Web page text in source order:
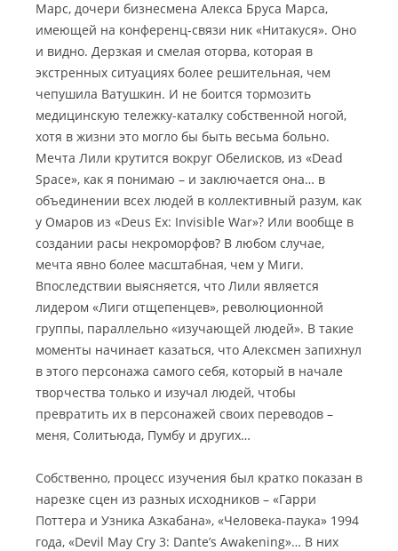
Марс, дочери бизнесмена Алекса Бруса Марса,
имеющей на конференц-связи ник «Нитакуся». Оно
и видно. Дерзкая и смелая оторва, которая в
экстренных ситуациях более решительная, чем
чепушила Ватушкин. И не боится тормозить
медицинскую тележку-каталку собственной ногой,
хотя в жизни это могло бы быть весьма больно.
Мечта Лили крутится вокруг Обелисков, из «Dead
Space», как я понимаю – и заключается она… в
объединении всех людей в коллективный разум, как
у Омаров из «Deus Ex: Invisible War»? Или вообще в
создании расы некроморфов? В любом случае,
мечта явно более масштабная, чем у Миги.
Впоследствии выясняется, что Лили является
лидером «Лиги отщепенцев», революционной
группы, параллельно «изучающей людей». В такие
моменты начинает казаться, что Алексмен запихнул
в этого персонажа самого себя, который в начале
творчества только и изучал людей, чтобы
превратить их в персонажей своих переводов –
меня, Солитьюда, Пумбу и других…
Собственно, процесс изучения был кратко показан в
нарезке сцен из разных исходников – «Гарри
Поттера и Узника Азкабана», «Человека-паука» 1994
года, «Devil May Cry 3: Dante’s Awakening»… В них